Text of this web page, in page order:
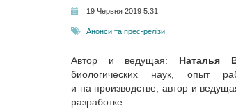
19 Червня 2019 5:31
Анонси та прес-релізи
Автор и ведущая: Наталья
биологических наук, опыт
и на производстве, автор и
разработке.